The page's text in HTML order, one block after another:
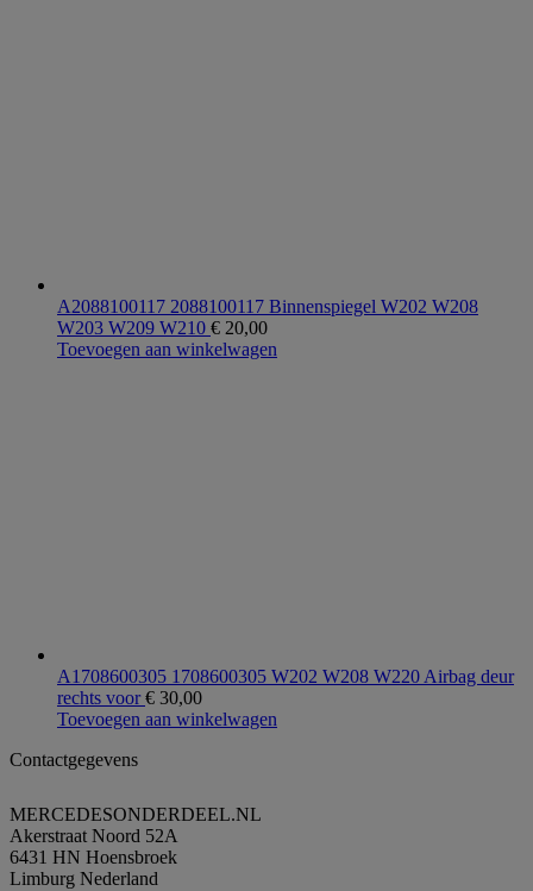
A2088100117 2088100117 Binnenspiegel W202 W208
W203 W209 W210 € 20,00
Toevoegen aan winkelwagen
A1708600305 1708600305 W202 W208 W220 Airbag deur
rechts voor€ 30,00
Toevoegen aan winkelwagen
Contactgegevens
MERCEDESONDERDEEL.NL
Akerstraat Noord 52A
6431 HN Hoensbroek
Limburg Nederland